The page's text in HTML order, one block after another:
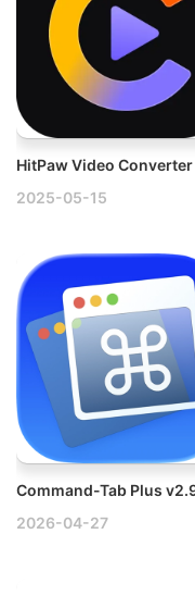
2025-05-15
2026-04-27